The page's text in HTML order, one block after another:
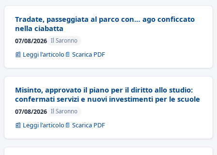
Tradate, passeggiata al parco con… ago conficcato
nella ciabatta
07/08/2026 Il Saronno
📰 Leggi l'articolo 📄 Scarica PDF
Misinto, approvato il piano per il diritto allo studio:
confermati servizi e nuovi investimenti per le scuole
07/08/2026 Il Saronno
📰 Leggi l'articolo 📄 Scarica PDF